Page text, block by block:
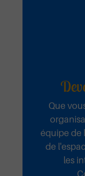
Que
équipe de
de
les